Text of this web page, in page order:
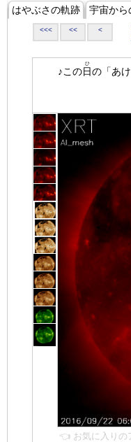
はやぶさの軌跡 宇宙から
<<< << <
♪この日
ひ
の「あけ
👈 お気に入りの